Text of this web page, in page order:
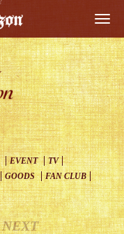
EVENT
TV
GOODS FAN CLUB
NEXT